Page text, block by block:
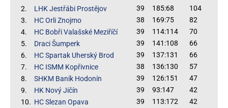
2.
LHK Jestřábi Prostějov 39 185:68
104
3.
HC Orli Znojmo 38 169:75
82
4.
HC Bobři Valašské Meziříčí 39 114:114
70
5.
Draci Šumperk 39 141:108
66
6.
HC Spartak Uherský Brod 39 137:131
66
7.
HC ISMM Kopřivnice 38 136:130
57
8.
SHKM Baník Hodonín 39 126:151
47
9.
HK Nový Jičín 39 93:147
42
10. HC Slezan Opava 39 113:172
42